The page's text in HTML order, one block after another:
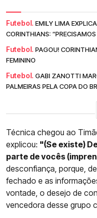
Futebol. EMILY LIMA
CORINTHIANS: “PRECISAMOS
Futebol. PAGOU!
FEMININO
Futebol. GABI ZANOTTI
PALMEIRAS PELA COPA DO
Técnica chegou ao
explicou: "(Se existe)
parte de vocês
desconfiança, porque,
fechado e as
vontade, o desejo de
vencedora desse grupo